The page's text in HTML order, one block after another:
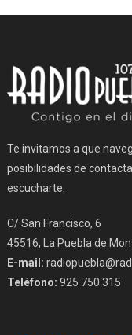
Te invitamos a que
posibilidades de
escucharte.
C/ San Francisco, 6
45516, La Puebla de
E-mail:
Teléfono: 925 750 315